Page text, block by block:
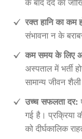
रक्त हानि का कम
संभावना न के
कम समय के लिए
अस्पताल में भर्ती
सामान्य जीवन
उच्च सफलता दर:
गई है। प्रक्रिया
को दीर्घकालिक